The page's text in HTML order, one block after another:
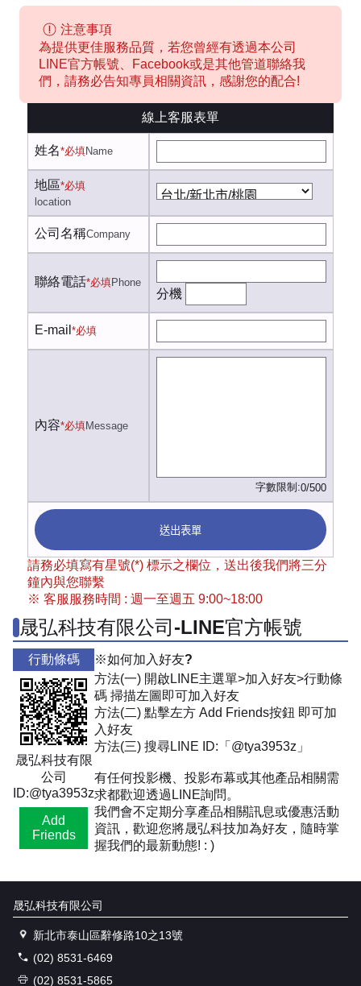
注意事項
為提供更佳服務品質，若您曾經有透過本公司
LINE官方帳號、Facebook或是其他管道聯絡我
們，請務必告知專員相關資訊，感謝您的配合!
線上客服表單
姓名*必填Name
地區*必填
location
公司名稱Company
聯絡電話*必填Phone
分機
E-mail *必填
內容*必填Message
字數限制:0/500
送出表單
請務必填寫有星號(*) 標示之欄位，送出後我們將三分
鐘內與您聯繫
※ 客服服務時間 : 週一至週五 9:00~18:00
晟弘科技有限公司-LINE官方帳號
行動條碼
晟弘科技有限
公司
ID:@tya3953z
Add
Friends
※如何加入好友?
方法(一) 開啟LINE主選單>加入好友>行動條
碼 掃描左圖即可加入好友
方法(二) 點擊左方 Add Friends按鈕 即可加
入好友
方法(三) 搜尋LINE ID:「@tya3953z」
有任何投影機、投影布幕或其他產品相關需
求都歡迎透過LINE詢問。
我們會不定期分享產品相關訊息或優惠活動
資訊，歡迎您將晟弘科技加為好友，隨時掌
握我們的最新動態! : )
晟弘科技有限公司
新北市泰山區辭修路10之13號
(02) 8531-6469
(02) 8531-5865